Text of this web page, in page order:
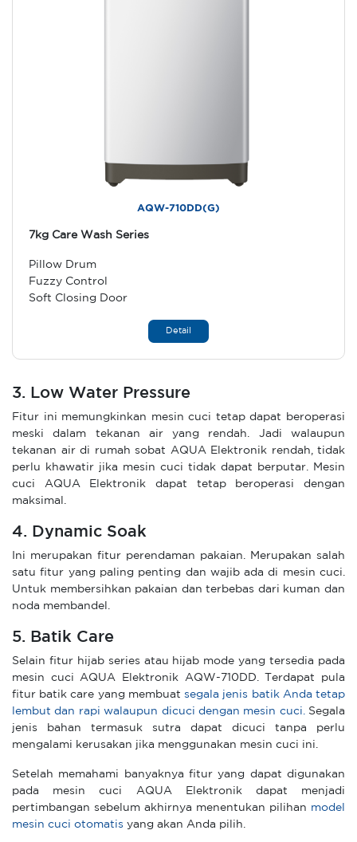
AQW-710DD(G)
7kg Care Wash Series
Pillow Drum
Fuzzy Control
Soft Closing Door
Detail
3. Low Water Pressure
Fitur ini memungkinkan mesin cuci tetap dapat beroperasi
meski dalam tekanan air yang rendah. Jadi walaupun
tekanan air di rumah sobat AQUA Elektronik rendah, tidak
perlu khawatir jika mesin cuci tidak dapat berputar. Mesin
cuci AQUA Elektronik dapat tetap beroperasi dengan
maksimal.
4. Dynamic Soak
Ini merupakan fitur perendaman pakaian. Merupakan salah
satu fitur yang paling penting dan wajib ada di mesin cuci.
Untuk membersihkan pakaian dan terbebas dari kuman dan
noda membandel.
5. Batik Care
Selain fitur hijab series atau hijab mode yang tersedia pada
mesin cuci AQUA Elektronik AQW-710DD. Terdapat pula
fitur batik care yang membuatsegala jenis batik Anda tetap
lembut dan rapi walaupun dicuci dengan mesin cuci.
Segala
jenis bahan termasuk sutra dapat dicuci tanpa perlu
mengalami kerusakan jika menggunakan mesin cuci ini.
Setelah memahami banyaknya fitur yang dapat digunakan
pada mesin cuci AQUA Elektronik dapat menjadi
pertimbangan sebelum akhirnya menentukan pilihan model
mesin cuci otomatis yang akan Anda pilih.